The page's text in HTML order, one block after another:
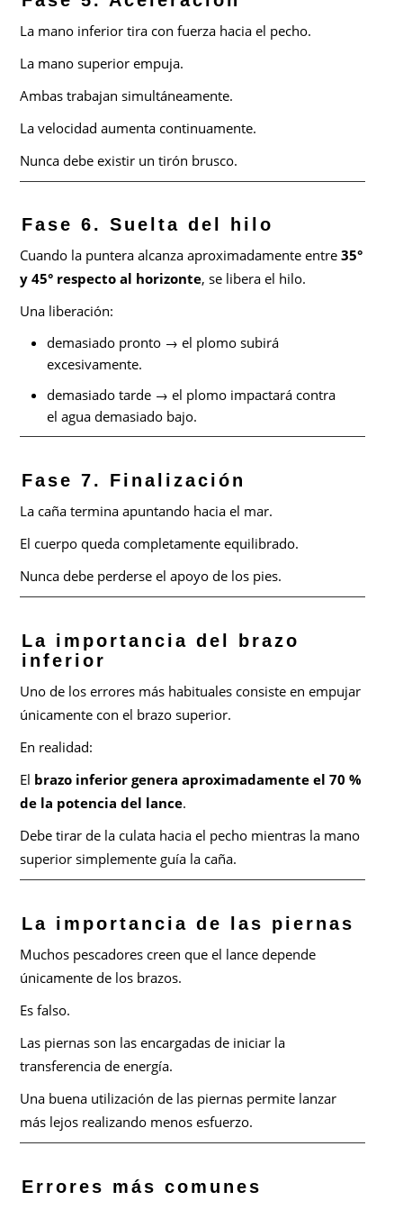
La mano inferior tira con fuerza hacia el pecho.
La mano superior empuja.
Ambas trabajan simultáneamente.
La velocidad aumenta continuamente.
Nunca debe existir un tirón brusco.
Fase 6. Suelta del hilo
Cuando la puntera alcanza aproximadamente entre35°
y 45° respecto al horizonte, se libera el hilo.
Una liberación:
demasiado pronto → el plomo subirá
excesivamente.
demasiado tarde → el plomo impactará contra
el agua demasiado bajo.
Fase 7. Finalización
La caña termina apuntando hacia el mar.
El cuerpo queda completamente equilibrado.
Nunca debe perderse el apoyo de los pies.
La importancia del brazo
inferior
Uno de los errores más habituales consiste en empujar
únicamente con el brazo superior.
En realidad:
El brazo inferior genera aproximadamente el 70 %
de la potencia del lance.
Debe tirar de la culata hacia el pecho mientras la mano
superior simplemente guía la caña.
La importancia de las piernas
Muchos pescadores creen que el lance depende
únicamente de los brazos.
Es falso.
Las piernas son las encargadas de iniciar la
transferencia de energía.
Una buena utilización de las piernas permite lanzar
más lejos realizando menos esfuerzo.
Errores más comunes